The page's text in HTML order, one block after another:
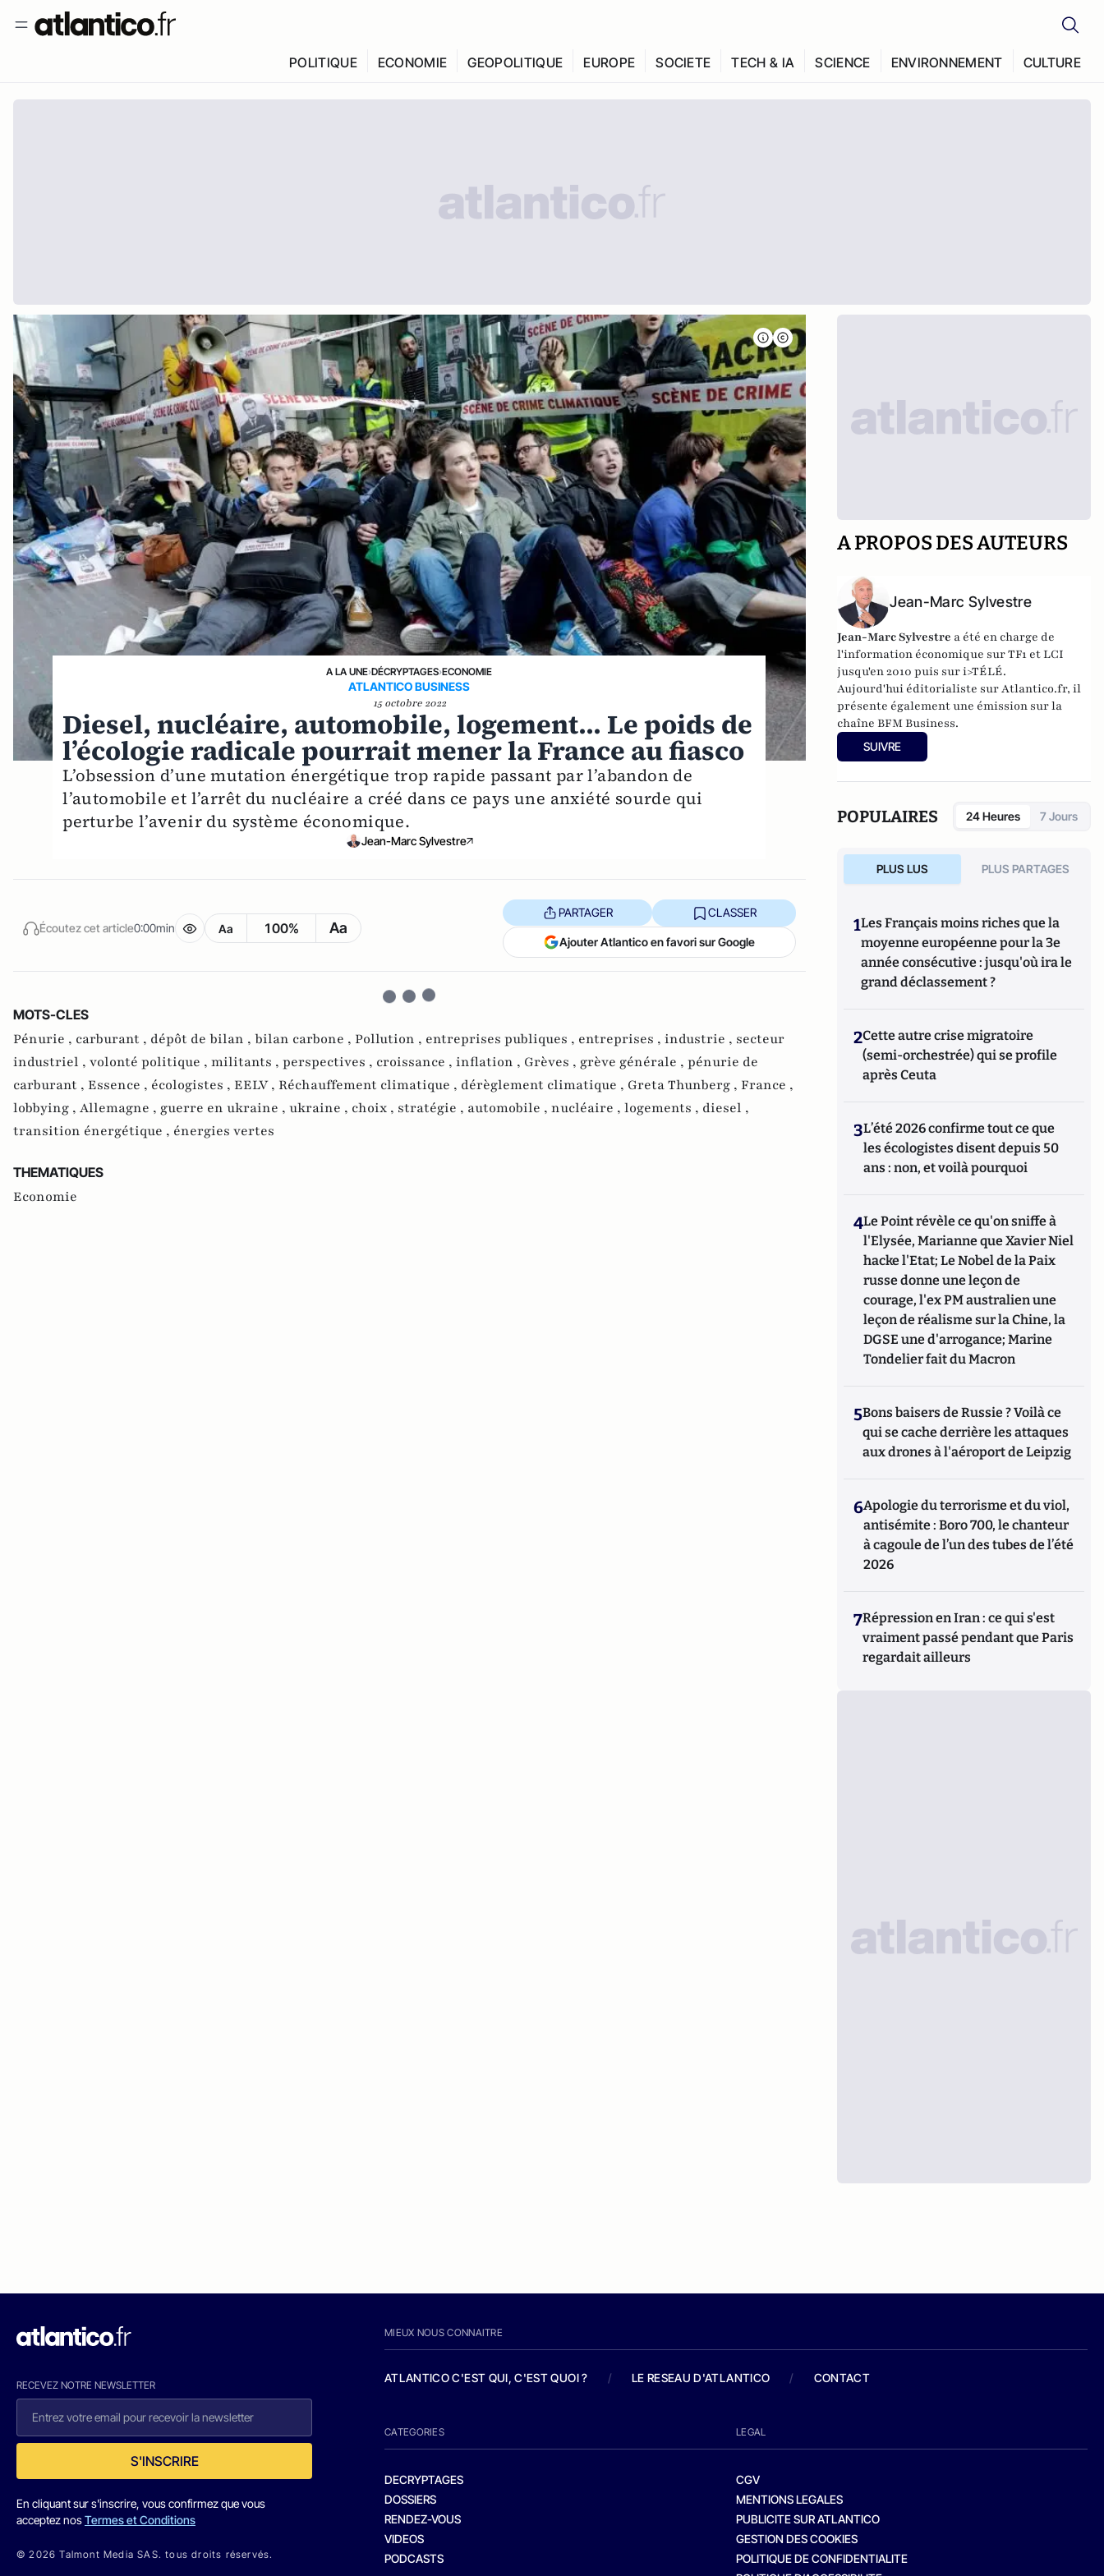
POLITIQUE ECONOMIE GEOPOLITIQUE EUROPE SOCIETE TECH & IA SCIENCE ENVIRONNEMENT CULTURE
A LA UNE›DÉCRYPTAGES›ECONOMIE
ATLANTICO BUSINESS
15 octobre 2022
Diesel, nucléaire, automobile, logement... Le poids de
l’écologie radicale pourrait mener la France au fiasco
L’obsession d’une mutation énergétique trop rapide passant par l’abandon de
l’automobile et l’arrêt du nucléaire a créé dans ce pays une anxiété sourde qui
perturbe l’avenir du système économique.
Jean-Marc Sylvestre
Écoutez cet article0:00min Aa 100% Aa
PARTAGER CLASSER
Ajouter Atlantico en favori sur Google
MOTS-CLES
Pénurie , carburant , dépôt de bilan , bilan carbone , Pollution , entreprises publiques , entreprises , industrie , secteur
industriel , volonté politique , militants , perspectives , croissance , inflation , Grèves , grève générale , pénurie de
carburant , Essence , écologistes , EELV , Réchauffement climatique , dérèglement climatique , Greta Thunberg , France ,
lobbying , Allemagne , guerre en ukraine , ukraine , choix , stratégie , automobile , nucléaire , logements , diesel ,
transition énergétique , énergies vertes
THEMATIQUES
Economie
A PROPOS DES AUTEURS
Jean-Marc Sylvestre
Jean-Marc Sylvestre a été en charge de
l'information économique sur TF1 et LCI
jusqu'en 2010 puis sur i>TÉLÉ.
Aujourd'hui éditorialiste sur Atlantico.fr, il
présente également une émission sur la
chaîne BFM Business.
SUIVRE
POPULAIRES 24 Heures 7 Jours
PLUS LUS PLUS PARTAGES
1Les Français moins riches que la
moyenne européenne pour la 3e
année consécutive : jusqu'où ira le
grand déclassement ?
2Cette autre crise migratoire
(semi-orchestrée) qui se profile
après Ceuta
3L’été 2026 confirme tout ce que
les écologistes disent depuis 50
ans : non, et voilà pourquoi
4Le Point révèle ce qu'on sniffe à
l'Elysée, Marianne que Xavier Niel
hacke l'Etat; Le Nobel de la Paix
russe donne une leçon de
courage, l'ex PM australien une
leçon de réalisme sur la Chine, la
DGSE une d'arrogance; Marine
Tondelier fait du Macron
5Bons baisers de Russie ? Voilà ce
qui se cache derrière les attaques
aux drones à l'aéroport de Leipzig
6Apologie du terrorisme et du viol,
antisémite : Boro 700, le chanteur
à cagoule de l’un des tubes de l’été
2026
7Répression en Iran : ce qui s'est
vraiment passé pendant que Paris
regardait ailleurs
RECEVEZ NOTRE NEWSLETTER
S'INSCRIRE
En cliquant sur s'inscrire, vous confirmez que vous
acceptez nosTermes et Conditions
© 2026 Talmont Media SAS. tous droits réservés.
MIEUX NOUS CONNAITRE
ATLANTICO C'EST QUI, C'EST QUOI ? / LE RESEAU D'ATLANTICO / CONTACT
CATEGORIES
DECRYPTAGES
DOSSIERS
RENDEZ-VOUS
VIDEOS
PODCASTS
LEGAL
CGV
MENTIONS LEGALES
PUBLICITE SUR ATLANTICO
GESTION DES COOKIES
POLITIQUE DE CONFIDENTIALITE